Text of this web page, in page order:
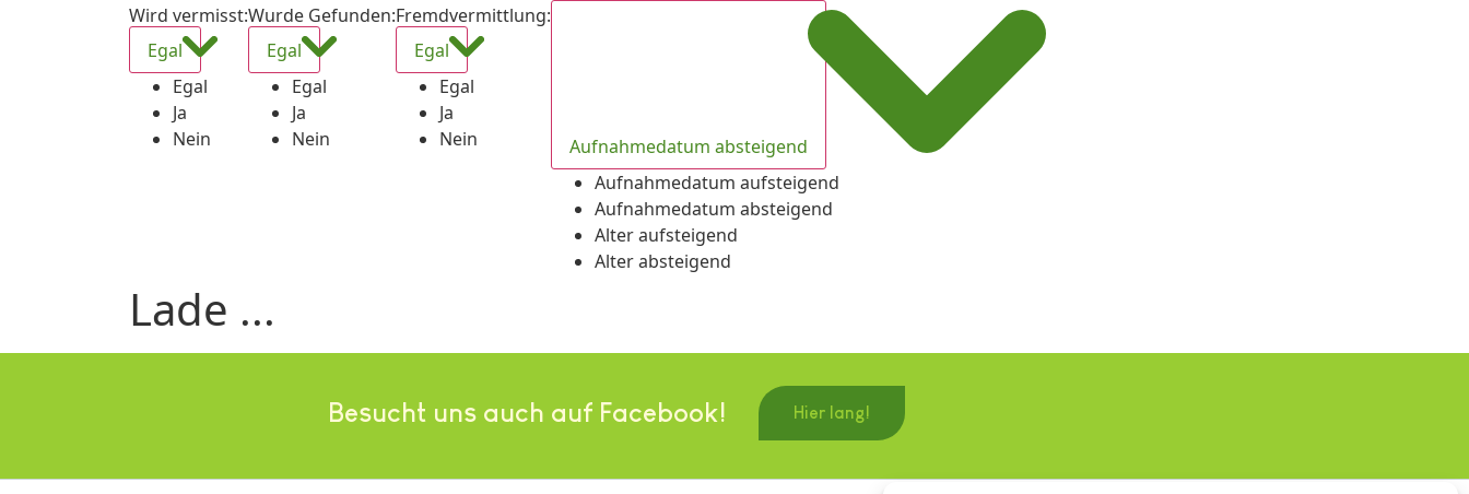
Wird vermisst:
Egal
Egal
Ja
Nein
Wurde Gefunden:
Egal
Egal
Ja
Nein
Fremdvermittlung:
Egal
Egal
Ja
Nein
Aufnahmedatum absteigend
Aufnahmedatum aufsteigend
Aufnahmedatum absteigend
Alter aufsteigend
Alter absteigend
Lade ...
Besucht uns auch auf Facebook! Hier lang!